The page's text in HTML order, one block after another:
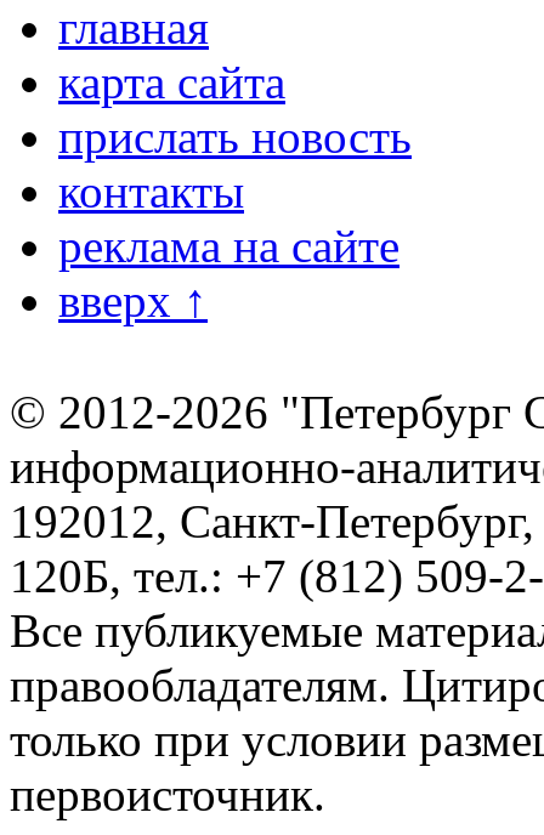
главная
карта сайта
прислать новость
контакты
реклама на сайте
вверх ↑
© 2012-2026 "Петербург
информационно-
192012, Санкт-
120Б, тел.: +7 (812) 509-
Все публикуемые
правообладателям.
только при условии
первоисточник.